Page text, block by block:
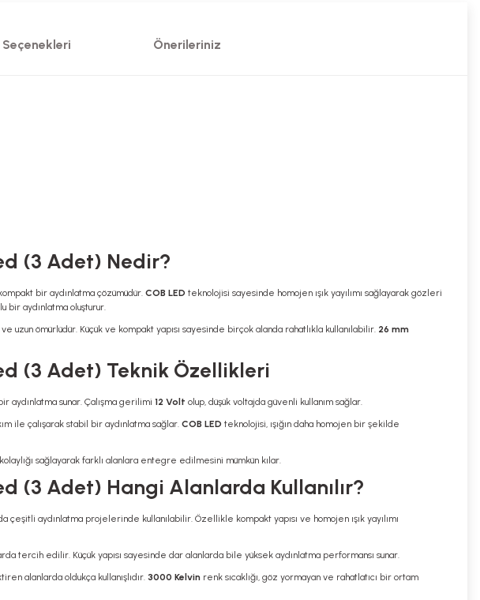
Önerileriniz
(3 Adet) Nedir?
bir aydınlatma çözümüdür. COB LED teknolojisi sayesinde homojen ışık yayılımı sağlayarak gözleri
bir aydınlatma oluşturur.
ömürlüdür. Küçük ve kompakt yapısı sayesinde birçok alanda rahatlıkla kullanılabilir. 26 mm
(3 Adet) Teknik Özellikleri
sunar. Çalışma gerilimi 12 Volt olup, düşük voltajda güvenli kullanım sağlar.
ile çalışarak stabil bir aydınlatma sağlar. COB LED teknolojisi, ışığın daha homojen bir şekilde
sağlayarak farklı alanlara entegre edilmesini mümkün kılar.
(3 Adet) Hangi Alanlarda Kullanılır?
çeşitli aydınlatma projelerinde kullanılabilir. Özellikle kompakt yapısı ve homojen ışık yayılımı
tercih edilir. Küçük yapısı sayesinde dar alanlarda bile yüksek aydınlatma performansı sunar.
alanlarda oldukça kullanışlıdır. 3000 Kelvin renk sıcaklığı, göz yormayan ve rahatlatıcı bir ortam